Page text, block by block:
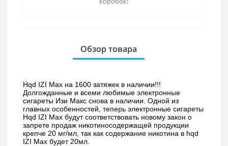
Обзор товара
Hqd IZI Max на 1600 затяжек в наличии!!!
Долгожданные и всеми любимые электронные
сигареты Изи Макс снова в наличии. Одной из
главных особенностей, теперь электронные сигареты
Hqd IZI Max будут соответствовать новому закон о
запрете продаж никотиносодержащей продукции
крепче 20 мг/мл, так как содержание никотина в hqd
IZI Max будет 20мл.